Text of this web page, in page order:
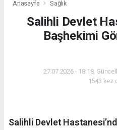
Anasayfa Sağlık
Salihli Devlet
Başhekimi
27.07.2026 - 18:18,
1543 kez
Salihli Devlet